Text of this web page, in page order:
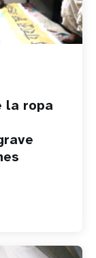
la ropa